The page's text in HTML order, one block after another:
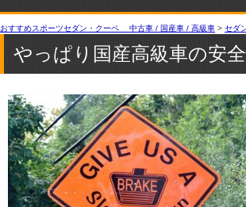
おすすめスポーツセダン・クーペ 中古車 / 国産車 / 高級車 > セダ
やっぱり国産高級車の安全